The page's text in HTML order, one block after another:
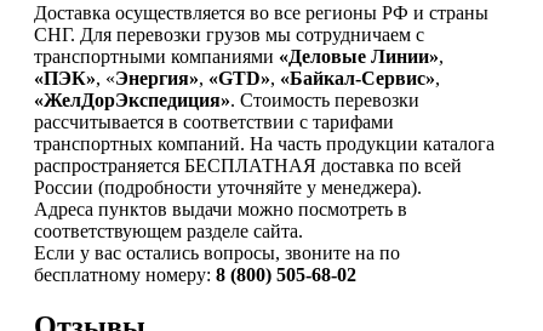
Доставка осуществляется во все регионы РФ и страны
СНГ. Для перевозки грузов мы сотрудничаем с
транспортными компаниями «Деловые Линии»,
«ПЭК», «Энергия», «GTD», «Байкал-Сервис»,
«ЖелДорЭкспедиция». Стоимость перевозки
рассчитывается в соответствии с тарифами
транспортных компаний. На часть продукции каталога
распространяется БЕСПЛАТНАЯ доставка по всей
России (подробности уточняйте у менеджера).
Адреса пунктов выдачи можно посмотреть в
соответствующем разделе сайта.
Если у вас остались вопросы, звоните на по
бесплатному номеру: 8 (800) 505-68-02